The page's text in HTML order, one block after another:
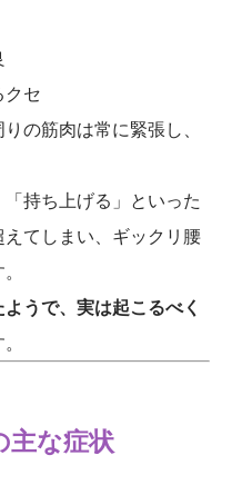
クセ
の筋肉は常に緊張し、
持ち上げる」といった
てしまい、ギックリ腰
うで、実は起こるべく
主な症状